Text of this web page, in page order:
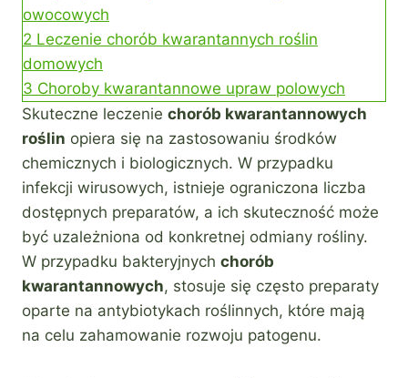
owocowych
2 Leczenie chorób kwarantannych roślin
domowych
3 Choroby kwarantannowe upraw polowych
Skuteczne leczenie chorób kwarantannowych
roślin opiera się na zastosowaniu środków
chemicznych i biologicznych. W przypadku
infekcji wirusowych, istnieje ograniczona liczba
dostępnych preparatów, a ich skuteczność może
być uzależniona od konkretnej odmiany rośliny.
W przypadku bakteryjnych chorób
kwarantannowych, stosuje się często preparaty
oparte na antybiotykach roślinnych, które mają
na celu zahamowanie rozwoju patogenu.